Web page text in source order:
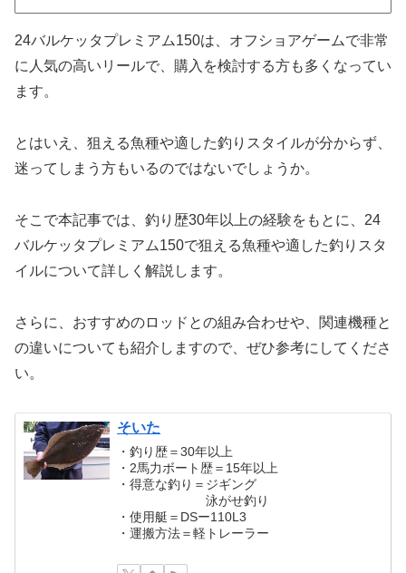
24バルケッタプレミアム150は、オフショアゲームで非常
に人気の高いリールで、購入を検討する方も多くなってい
ます。
とはいえ、狙える魚種や適した釣りスタイルが分からず、
迷ってしまう方もいるのではないでしょうか。
そこで本記事では、釣り歴30年以上の経験をもとに、24
バルケッタプレミアム150で狙える魚種や適した釣りスタ
イルについて詳しく解説します。
さらに、おすすめのロッドとの組み合わせや、関連機種と
の違いについても紹介しますので、ぜひ参考にしてくださ
い。
そいた
・釣り歴＝30年以上
・2馬力ボート歴＝15年以上
・得意な釣り＝ジギング
泳がせ釣り
・使用艇＝DSー110L3
・運搬方法＝軽トレーラー